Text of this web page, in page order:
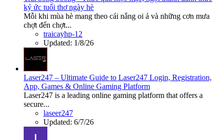
ký ức tuổi thơ ngày hè
Mỗi khi mùa hè mang theo cái nắng oi ả và những cơn mưa
chợt đến chợt...
traicayhp-12
Updated: 1/8/26
Laser247 – Ultimate Guide to Laser247 Login, Registration,
App, Games & Online Gaming Platform
Laser247 is a leading online gaming platform that offers a
secure...
laseer247
Updated: 6/7/26